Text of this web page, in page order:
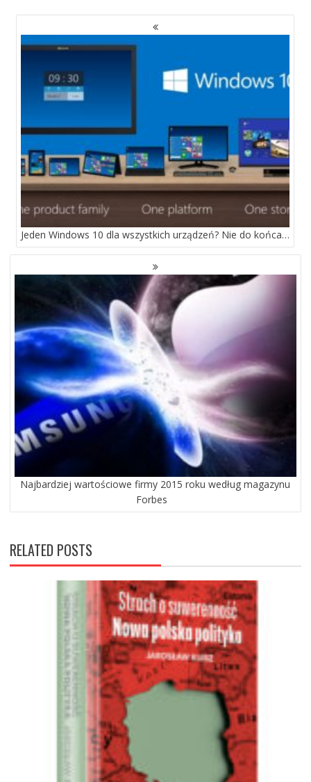
NAWIGACJA
PO
WPISACH
Jeden Windows 10 dla wszystkich urządzeń? Nie do końca…
Najbardziej wartościowe firmy 2015 roku według magazynu
Forbes
RELATED POSTS